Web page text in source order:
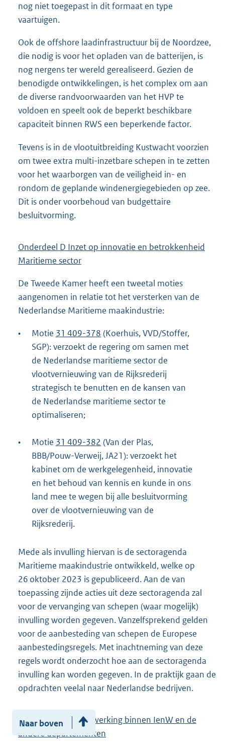
nog niet toegepast in dit formaat en type
vaartuigen.
Ook de offshore laadinfrastructuur bij de Noordzee,
die nodig is voor het opladen van de batterijen, is
nog nergens ter wereld gerealiseerd. Gezien de
benodigde ontwikkelingen, is het complex om aan
de diverse randvoorwaarden van het HVP te
voldoen en speelt ook de beperkt beschikbare
capaciteit binnen RWS een beperkende factor.
Tevens is in de vlootuitbreiding Kustwacht voorzien
om twee extra multi-inzetbare schepen in te zetten
voor het waarborgen van de veiligheid in- en
rondom de geplande windenergiegebieden op zee.
Dit is onder voorbehoud van budgettaire
besluitvorming.
Onderdeel D Inzet op innovatie en betrokkenheid
Maritieme sector
De Tweede Kamer heeft een tweetal moties
aangenomen in relatie tot het versterken van de
Nederlandse Maritieme maakindustrie:
• Motie 31 409-378 (Koerhuis, VVD/Stoffer,
SGP): verzoekt de regering om samen met
de Nederlandse maritieme sector de
vlootvernieuwing van de Rijksrederij
strategisch te benutten en de kansen van
de Nederlandse maritieme sector te
optimaliseren;
• Motie 31 409-382 (Van der Plas,
BBB/Pouw-Verweij, JA21): verzoekt het
kabinet om de werkgelegenheid, innovatie
en het behoud van kennis en kunde in ons
land mee te wegen bij alle besluitvorming
over de vlootvernieuwing van de
Rijksrederij.
Mede als invulling hiervan is de sectoragenda
Maritieme maakindustrie ontwikkeld, welke op
26 oktober 2023 is gepubliceerd. Aan de van
toepassing zijnde acties uit deze sectoragenda zal
voor de vervanging van schepen (waar mogelijk)
invulling worden gegeven. Vanzelfsprekend gelden
voor de aanbesteding van schepen de Europese
aanbestedingsregels. Met inachtneming van deze
regels wordt onderzocht hoe aan de sectoragenda
invulling kan worden gegeven. In de praktijk gaan de
opdrachten veelal naar Nederlandse bedrijven.
Onderdeel E Samenwerking binnen IenW en de
andere departementen
Naar boven